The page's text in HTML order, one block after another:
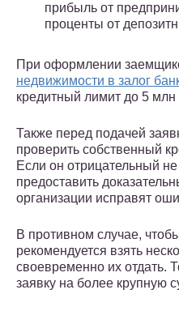
прибыль от
проценты от
При оформлении
недвижимости в залог
кредитный лимит до 5 млн
Также перед подачей
проверить собственный
Если он отрицательный
предоставить
организации исправят
В противном случае,
рекомендуется взять
своевременно их отдать.
заявку на более крупную